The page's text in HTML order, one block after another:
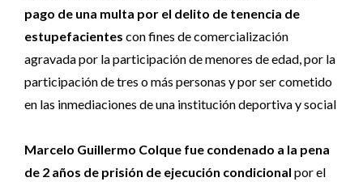
pago de una multa por el delito de tenencia de
estupefacientes con fines de comercialización
agravada por la participación de menores de edad, por la
participación de tres o más personas y por ser cometido
en las inmediaciones de una institución deportiva y social
Marcelo Guillermo Colque fue condenado a la pena
de 2 años de prisión de ejecución condicional por el